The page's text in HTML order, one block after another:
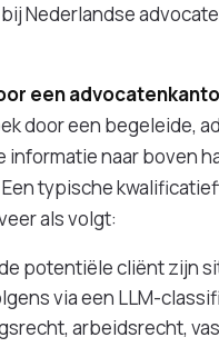
Nederlandse
een
door een begeleide,
naar boven
typische
als volgt:
potentiële cliënt zijn
via een LLM-
arbeidsrecht,